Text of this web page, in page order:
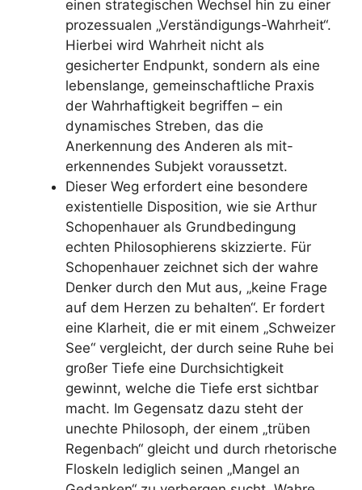
einen strategischen Wechsel hin zu einer
prozessualen „Verständigungs-Wahrheit“.
Hierbei wird Wahrheit nicht als
gesicherter Endpunkt, sondern als eine
lebenslange, gemeinschaftliche Praxis
der Wahrhaftigkeit begriffen – ein
dynamisches Streben, das die
Anerkennung des Anderen als mit-
erkennendes Subjekt voraussetzt.
Dieser Weg erfordert eine besondere
existentielle Disposition, wie sie Arthur
Schopenhauer als Grundbedingung
echten Philosophierens skizzierte. Für
Schopenhauer zeichnet sich der wahre
Denker durch den Mut aus, „keine Frage
auf dem Herzen zu behalten“. Er fordert
eine Klarheit, die er mit einem „Schweizer
See“ vergleicht, der durch seine Ruhe bei
großer Tiefe eine Durchsichtigkeit
gewinnt, welche die Tiefe erst sichtbar
macht. Im Gegensatz dazu steht der
unechte Philosoph, der einem „trüben
Regenbach“ gleicht und durch rhetorische
Floskeln lediglich seinen „Mangel an